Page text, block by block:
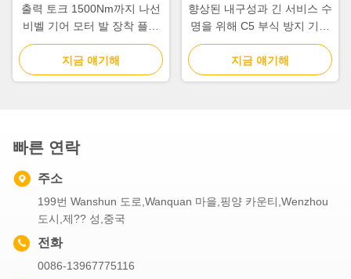
출력 토크 1500Nm까지 나선
비벨 기어 모터 발 장착 플랜
지 장착 산업 전력 전송 솔루
션
지금 얘기해
향상된 내구성과 긴 서비스 수
명을 위해 C5 부식 방지 기능
을 제공하는 클래스 F 절연 헬
리컬 베벨 기어드 모터
지금 얘기해
빠른 연락
주소
199번 Wanshun 도로,Wanquan 마을,핑양 카운티,Wenzhou
도시,제?? 성,중국
전화
0086-13967775116